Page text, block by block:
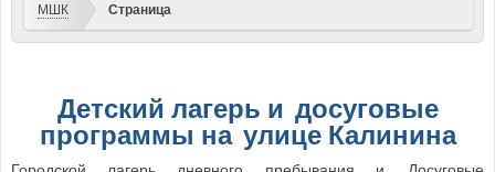
МШК Страница
Детский лагерь и досуговые
программы на улице Калинина